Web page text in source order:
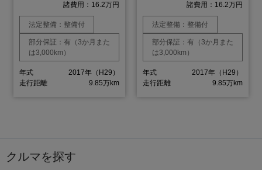
諸費用：16.2万円
法定整備：整備付
部分保証：有（3か月また
は3,000km）
年式
2017年（H29）
走行距離
9.85万km
諸費用：16.2万円
法定整備：整備付
部分保証：有（3か月また
は3,000km）
年式
2017年（H29）
走行距離
9.85万km
クルマを探す